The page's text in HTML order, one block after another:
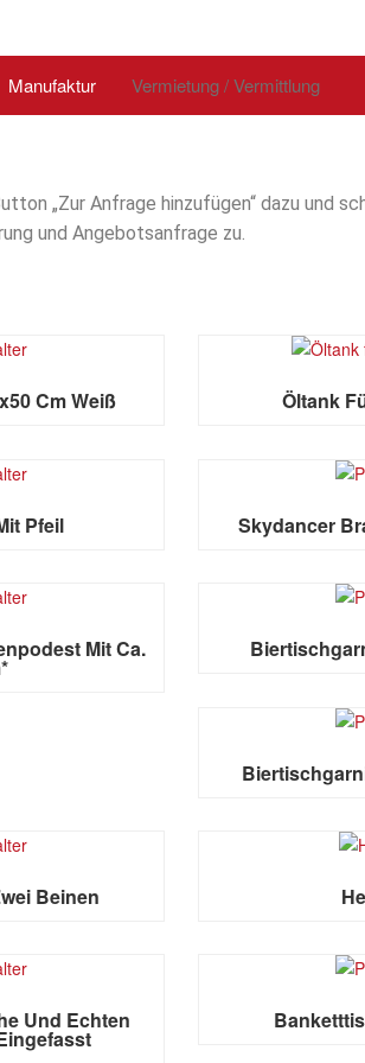
Manufaktur Vermietung / Vermittlung
„Zur Anfrage hinzufügen“ dazu und
und Angebotsanfrage zu.
Cm Weiß Öltank
Pfeil Skydancer
Mit Ca.
Beinen
Und Echten